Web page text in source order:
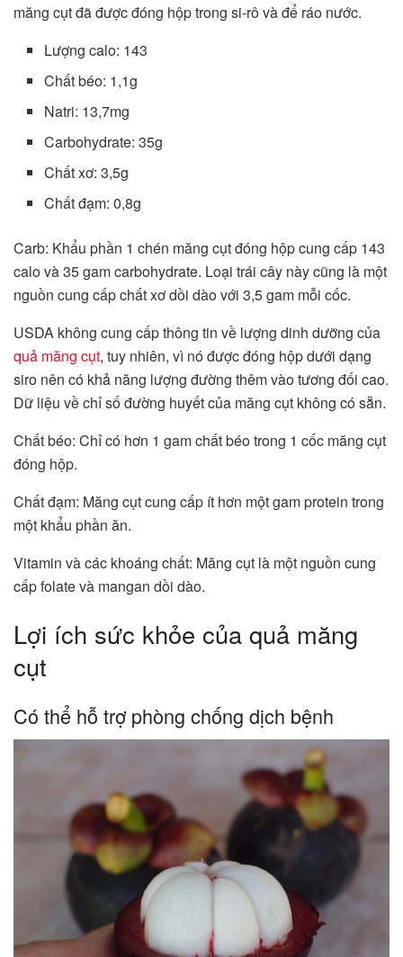
măng cụt đã được đóng hộp trong si-rô và để ráo nước.
Lượng calo: 143
Chất béo: 1,1g
Natri: 13,7mg
Carbohydrate: 35g
Chất xơ: 3,5g
Chất đạm: 0,8g
Carb: Khẩu phần 1 chén măng cụt đóng hộp cung cấp 143
calo và 35 gam carbohydrate. Loại trái cây này cũng là một
nguồn cung cấp chất xơ dồi dào với 3,5 gam mỗi cốc.
USDA không cung cấp thông tin về lượng dinh dưỡng của
quả măng cụt, tuy nhiên, vì nó được đóng hộp dưới dạng
siro nên có khả năng lượng đường thêm vào tương đối cao.
Dữ liệu về chỉ số đường huyết của măng cụt không có sẵn.
Chất béo: Chỉ có hơn 1 gam chất béo trong 1 cốc măng cụt
đóng hộp.
Chất đạm: Măng cụt cung cấp ít hơn một gam protein trong
một khẩu phần ăn.
Vitamin và các khoáng chất: Măng cụt là một nguồn cung
cấp folate và mangan dồi dào.
Lợi ích sức khỏe của quả măng
cụt
Có thể hỗ trợ phòng chống dịch bệnh